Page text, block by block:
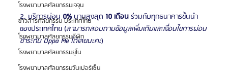
โรงพยาบาลศัลยกรรมเจจุน
ข่าวสารศัลยกรรม ประเทศไทย
โรงพยาบาลศัลยกรรมอีพิก
โรงพยาบาลศัลยกรรมยูโน
โรงพยาบาลศัลยกรรมวันเปอร์เซ็น
2. บริการผ่อน 0% นานสูงสุด 10 เดือน ร่วมกับทุกธนาคารชั้นนำ
ของประเทศไทย (สามารถสอบถามข้อมูลเพิ่มเติมและเงื่อนไขการผ่อน
ชำระกับ Oppa Me ได้เลยนะคะ)